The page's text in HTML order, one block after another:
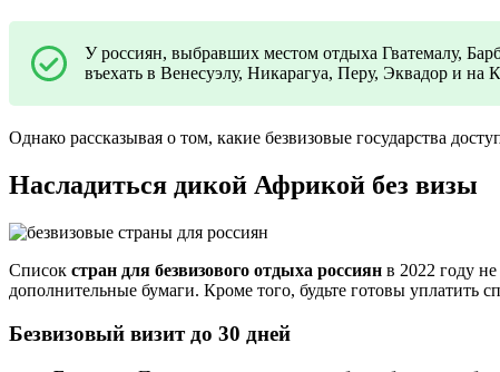
У россиян, выбравших местом отдыха Гватемалу,
въехать в Венесуэлу, Никарагуа, Перу, Эквадор и
Однако рассказывая о том, какие безвизовые государства
Насладиться дикой Африкой без визы
Список стран для безвизового отдыха россиян в 2022 году
дополнительные бумаги. Кроме того, будьте готовы уплатить
Безвизовый визит до 30 дней